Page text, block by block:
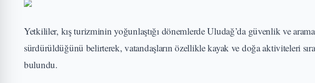
Yetkililer, kış turizminin yoğunlaştığı dönemlerde Uludağ’da güvenlik ve
sürdürüldüğünü belirterek, vatandaşların özellikle kayak ve doğa aktiviteleri
bulundu.